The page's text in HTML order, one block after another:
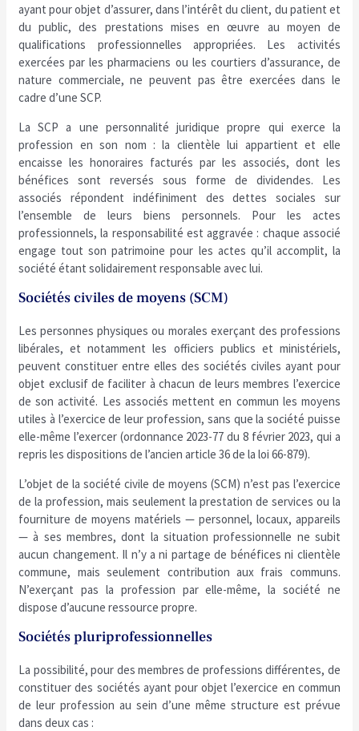
ayant pour objet d’assurer, dans l’intérêt du client, du patient et
du public, des prestations mises en œuvre au moyen de
qualifications professionnelles appropriées. Les activités
exercées par les pharmaciens ou les courtiers d’assurance, de
nature commerciale, ne peuvent pas être exercées dans le
cadre d’une SCP.
La SCP a une personnalité juridique propre qui exerce la
profession en son nom : la clientèle lui appartient et elle
encaisse les honoraires facturés par les associés, dont les
bénéfices sont reversés sous forme de dividendes. Les
associés répondent indéfiniment des dettes sociales sur
l’ensemble de leurs biens personnels. Pour les actes
professionnels, la responsabilité est aggravée : chaque associé
engage tout son patrimoine pour les actes qu’il accomplit, la
société étant solidairement responsable avec lui.
Sociétés civiles de moyens (SCM)
Les personnes physiques ou morales exerçant des professions
libérales, et notamment les officiers publics et ministériels,
peuvent constituer entre elles des sociétés civiles ayant pour
objet exclusif de faciliter à chacun de leurs membres l’exercice
de son activité. Les associés mettent en commun les moyens
utiles à l’exercice de leur profession, sans que la société puisse
elle-même l’exercer (ordonnance 2023-77 du 8 février 2023, qui a
repris les dispositions de l’ancien article 36 de la loi 66-879).
L’objet de la société civile de moyens (SCM) n’est pas l’exercice
de la profession, mais seulement la prestation de services ou la
fourniture de moyens matériels — personnel, locaux, appareils
— à ses membres, dont la situation professionnelle ne subit
aucun changement. Il n’y a ni partage de bénéfices ni clientèle
commune, mais seulement contribution aux frais communs.
N’exerçant pas la profession par elle-même, la société ne
dispose d’aucune ressource propre.
Sociétés pluriprofessionnelles
La possibilité, pour des membres de professions différentes, de
constituer des sociétés ayant pour objet l’exercice en commun
de leur profession au sein d’une même structure est prévue
dans deux cas :